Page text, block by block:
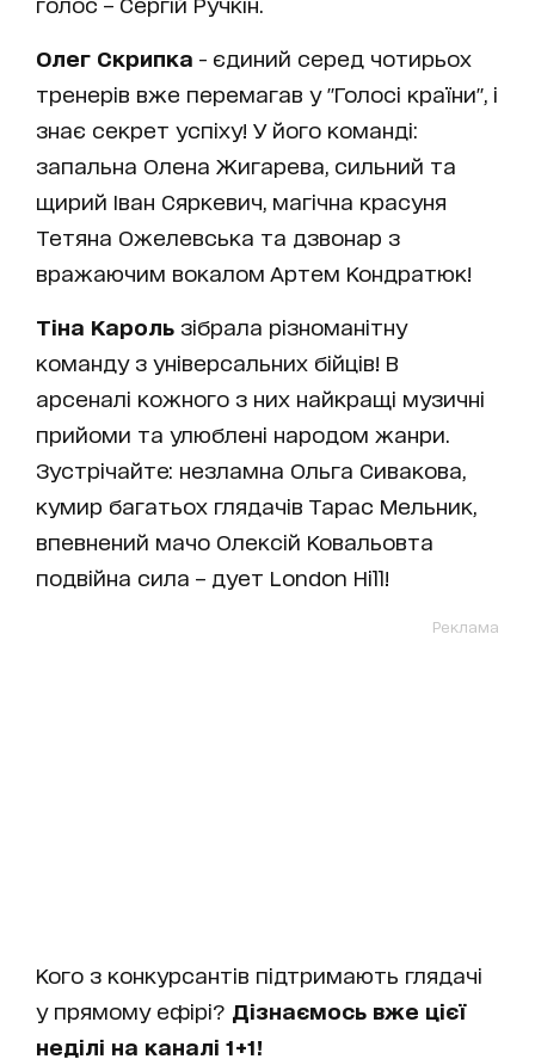
Олег Скрипка - єдиний серед чотирьох
тренерів вже перемагав у "Голосі країни", і
знає секрет успіху! У його команді:
запальна Олена Жигарева, сильний та
щирий Іван Сяркевич, магічна красуня
Тетяна Ожелевська та дзвонар з
вражаючим вокалом Артем Кондратюк!
Тіна Кароль зібрала різноманітну
команду з універсальних бійців! В
арсеналі кожного з них найкращі музичні
прийоми та улюблені народом жанри.
Зустрічайте: незламна Ольга Сивакова,
кумир багатьох глядачів Тарас Мельник,
впевнений мачо Олексій Ковальовта
подвійна сила – дует London Hill!
Реклама
Кого з конкурсантів підтримають глядачі
у прямому ефірі? Дізнаємось вже цієї
неділі на каналі 1+1!